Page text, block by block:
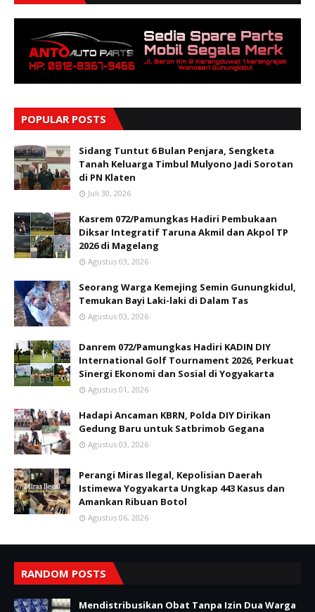
POPULAR POSTS
Sidang Tuntut 6 Bulan Penjara, Sengketa
Tanah Keluarga Timbul Mulyono Jadi Sorotan
di PN Klaten
Juli 30, 2026
Kasrem 072/Pamungkas Hadiri Pembukaan
Diksar Integratif Taruna Akmil dan Akpol TP
2026 di Magelang
Agustus 03, 2026
Seorang Warga Kemejing Semin Gunungkidul,
Temukan Bayi Laki-laki di Dalam Tas
Agustus 03, 2026
Danrem 072/Pamungkas Hadiri KADIN DIY
International Golf Tournament 2026, Perkuat
Sinergi Ekonomi dan Sosial di Yogyakarta
Agustus 01, 2026
Hadapi Ancaman KBRN, Polda DIY Dirikan
Gedung Baru untuk Satbrimob Gegana
Agustus 03, 2026
Perangi Miras Ilegal, Kepolisian Daerah
Istimewa Yogyakarta Ungkap 443 Kasus dan
Amankan Ribuan Botol
Agustus 06, 2026
RANDOM POSTS
Mendistribusikan Obat Tanpa Izin Dua Warga